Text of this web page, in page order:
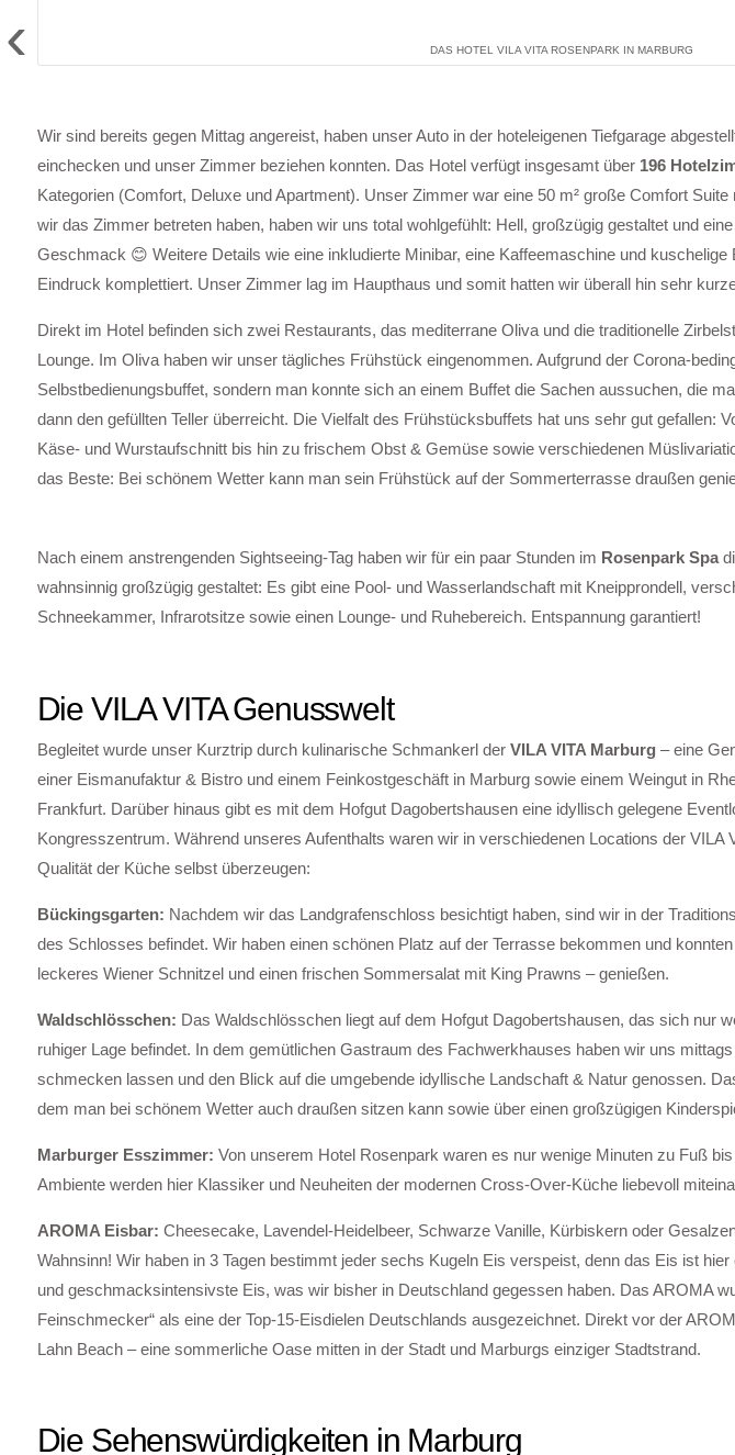
DAS HOTEL VILA VITA ROSENPARK IN MARBURG
Wir sind bereits gegen Mittag angereist, haben unser Auto in der hoteleigenen Tiefgarage
einchecken und unser Zimmer beziehen konnten. Das Hotel verfügt insgesamt über 196
Kategorien (Comfort, Deluxe und Apartment). Unser Zimmer war eine 50 m² große Comfort
wir das Zimmer betreten haben, haben wir uns total wohlgefühlt: Hell, großzügig gestaltet und
Geschmack 😊 Weitere Details wie eine inkludierte Minibar, eine Kaffeemaschine und
Eindruck komplettiert. Unser Zimmer lag im Haupthaus und somit hatten wir überall hin sehr
Direkt im Hotel befinden sich zwei Restaurants, das mediterrane Oliva und die traditionelle
Lounge. Im Oliva haben wir unser tägliches Frühstück eingenommen. Aufgrund der Corona-
Selbstbedienungsbuffet, sondern man konnte sich an einem Buffet die Sachen aussuchen, die
dann den gefüllten Teller überreicht. Die Vielfalt des Frühstücksbuffets hat uns sehr gut gefallen:
Käse- und Wurstaufschnitt bis hin zu frischem Obst & Gemüse sowie verschiedenen
das Beste: Bei schönem Wetter kann man sein Frühstück auf der Sommerterrasse draußen
Nach einem anstrengenden Sightseeing-Tag haben wir für ein paar Stunden im Rosenpark Spa
wahnsinnig großzügig gestaltet: Es gibt eine Pool- und Wasserlandschaft mit Kneipprondell,
Schneekammer, Infrarotsitze sowie einen Lounge- und Ruhebereich. Entspannung garantiert!
Die VILA VITA Genusswelt
Begleitet wurde unser Kurztrip durch kulinarische Schmankerl der VILA VITA Marburg – eine
einer Eismanufaktur & Bistro und einem Feinkostgeschäft in Marburg sowie einem Weingut in
Frankfurt. Darüber hinaus gibt es mit dem Hofgut Dagobertshausen eine idyllisch gelegene
Kongresszentrum. Während unseres Aufenthalts waren wir in verschiedenen Locations der VILA
Qualität der Küche selbst überzeugen:
Bückingsgarten: Nachdem wir das Landgrafenschloss besichtigt haben, sind wir in der
des Schlosses befindet. Wir haben einen schönen Platz auf der Terrasse bekommen und
leckeres Wiener Schnitzel und einen frischen Sommersalat mit King Prawns – genießen.
Waldschlösschen: Das Waldschlösschen liegt auf dem Hofgut Dagobertshausen, das sich nur
ruhiger Lage befindet. In dem gemütlichen Gastraum des Fachwerkhauses haben wir uns
schmecken lassen und den Blick auf die umgebende idyllische Landschaft & Natur genossen.
dem man bei schönem Wetter auch draußen sitzen kann sowie über einen großzügigen
Marburger Esszimmer: Von unserem Hotel Rosenpark waren es nur wenige Minuten zu Fuß
Ambiente werden hier Klassiker und Neuheiten der modernen Cross-Over-Küche liebevoll
AROMA Eisbar: Cheesecake, Lavendel-Heidelbeer, Schwarze Vanille, Kürbiskern oder
Wahnsinn! Wir haben in 3 Tagen bestimmt jeder sechs Kugeln Eis verspeist, denn das Eis ist
und geschmacksintensivste Eis, was wir bisher in Deutschland gegessen haben. Das AROMA
Feinschmecker“ als eine der Top-15-Eisdielen Deutschlands ausgezeichnet. Direkt vor der
Lahn Beach – eine sommerliche Oase mitten in der Stadt und Marburgs einziger Stadtstrand.
Die Sehenswürdigkeiten in Marburg
‹